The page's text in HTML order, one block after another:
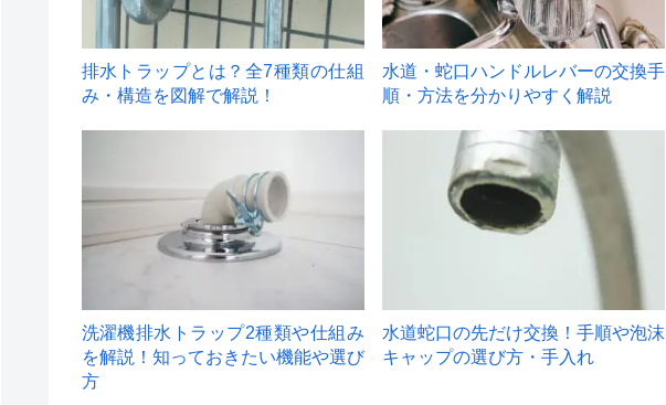
排水トラップとは？全7種類の仕組
み・構造を図解で解説！
水道・蛇口ハンドルレバーの交換手
順・方法を分かりやすく解説
洗濯機排水トラップ2種類や仕組み
を解説！知っておきたい機能や選び
方
水道蛇口の先だけ交換！手順や泡沫
キャップの選び方・手入れ